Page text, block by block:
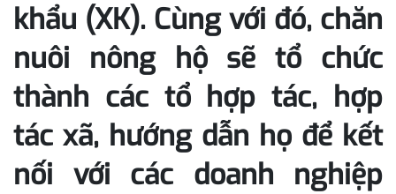
khẩu (XK). Cùng với đó, chăn
nuôi nông hộ sẽ tổ chức
thành các tổ hợp tác, hợp
tác xã, hướng dẫn họ để kết
nối với các doanh nghiệp